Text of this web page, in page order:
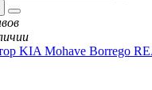
KIA Mohave Borrego